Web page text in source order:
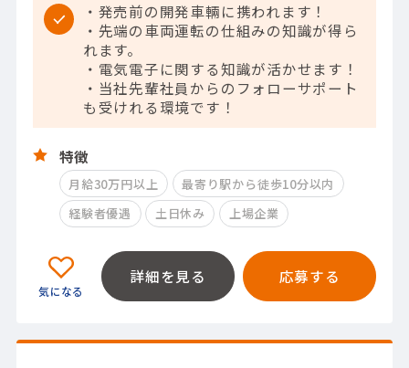
・発売前の開発車輛に携われます！
・先端の車両運転の仕組みの知識が得ら
れます。
・電気電子に関する知識が活かせます！
・当社先輩社員からのフォローサポート
も受けれる環境です！
特徴
月給30万円以上
最寄り駅から徒歩10分以内
経験者優遇
土日休み 上場企業
詳細を見る 応募する